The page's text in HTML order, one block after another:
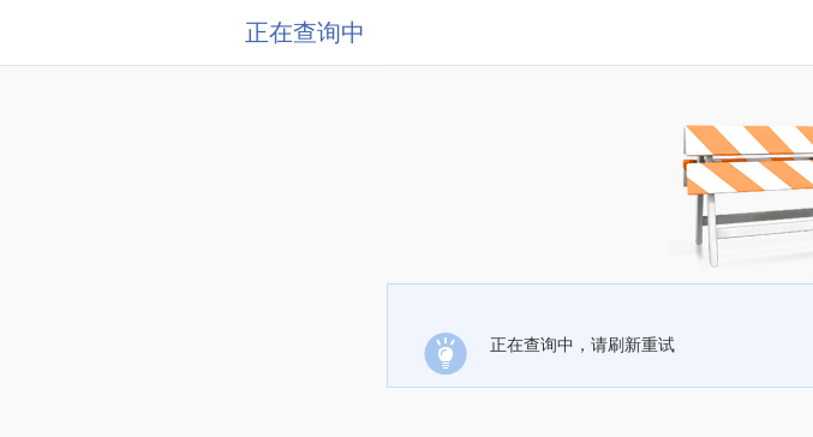
正在查询中
正在查询中，请刷新重试